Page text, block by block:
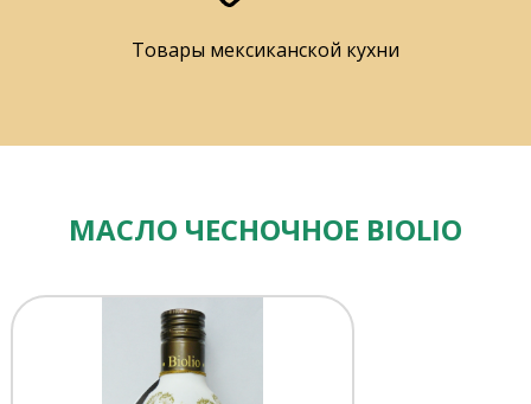
Товары мексиканской кухни
МАСЛО ЧЕСНОЧНОЕ BIOLIO